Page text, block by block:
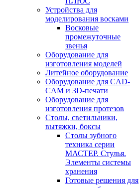
Устройства для
моделирования восками
Восковые
промежуточные
звенья
Оборудование для
изготовления моделей
Литейное оборудование
Оборудование для CAD-
CAM и 3D-печати
Оборудование для
изготовления протезов
Cтолы, светильники,
вытяжки, боксы
Столы зубного
техника серии
МАСТЕР. Стулья.
Элементы системы
хранения
Готовые решения для